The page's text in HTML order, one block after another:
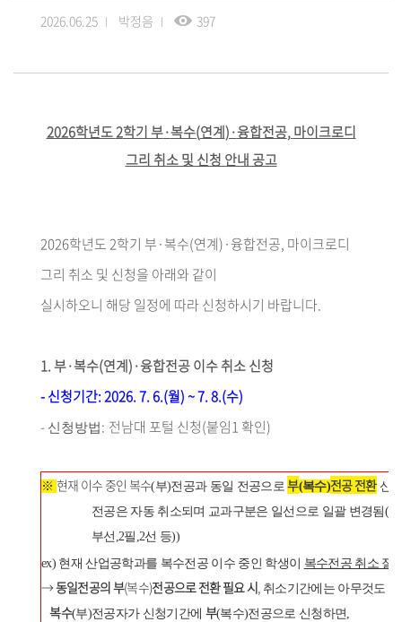
2026.06.25 박정음 397
2026학년도2학기 부·복수(연계)·융합전공,마이크로디
그리 취소 및 신청 안내 공고
2026학년도 2학기 부·복수(연계)·융합전공, 마이크로디
그리 취소 및 신청을 아래와 같이
실시하오니 해당 일정에 따라 신청하시기 바랍니다.
1.부·복수(연계)·융합전공 이수 취소 신청
-신청기간: 2026. 7. 6.(월) ~ 7. 8.(수)
- 신청방법: 전남대 포털 신청(붙임1 확인)
※ 현재 이수 중인 복수(부)전공과 동일 전공으로부(복수)전공 전환신
전공은 자동 취소되며 교과구분은 일선으로 일괄 변경됨(
부선,2필,2선 등))
ex) 현재 산업공학과를 복수전공 이수 중인 학생이 복수전공 취소 절
→동일전공의 부(복수)전공으로 전환 필요 시, 취소기간에는 아무것도
복수(부)전공자가 신청기간에 부(복수)전공으로 신청하면,